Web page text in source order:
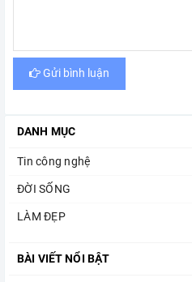
Gửi bình luận
DANH MỤC
Tin công nghệ
ĐỜI SỐNG
LÀM ĐẸP
BÀI VIẾT NỔI BẬT